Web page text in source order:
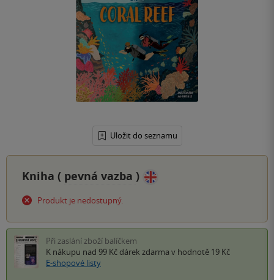
Uložit do seznamu
Kniha ( pevná vazba )
Produkt je nedostupný.
Při zaslání zboží balíčkem
K nákupu nad 99 Kč dárek zdarma v hodnotě 19 Kč
E-shopové listy